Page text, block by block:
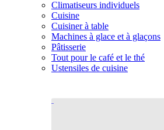
Climatiseurs individuels
Cuisine
Cuisiner à table
Machines à glace et à glaçons
Pâtisserie
Tout pour le café et le thé
Ustensiles de cuisine